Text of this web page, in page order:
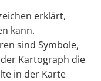
erklärt,
kann.
sind Symbole,
Kartograph die
in der Karte